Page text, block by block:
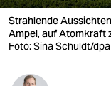
veranstaltungen
shop
fragen & hilfe
Strahlende
Ampel, auf Atomkraft
Foto: Sina Schuldt/dpa